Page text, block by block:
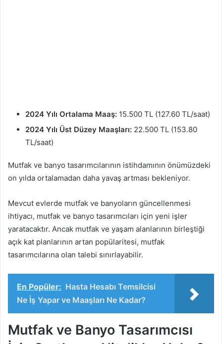
2024 Yılı Ortalama Maaş: 15.500 TL (127.60 TL/saat)
2024 Yılı Üst Düzey Maaşları: 22.500 TL (153.80
TL/saat)
Mutfak ve banyo tasarımcılarının istihdamının önümüzdeki
on yılda ortalamadan daha yavaş artması bekleniyor.
Mevcut evlerde mutfak ve banyoların güncellenmesi
ihtiyacı, mutfak ve banyo tasarımcıları için yeni işler
yaratacaktır. Ancak mutfak ve yaşam alanlarının birleştiği
açık kat planlarının artan popülaritesi, mutfak
tasarımcılarına olan talebi sınırlayabilir.
En Popüler: Hasta Hesabı Temsilcisi
Ne İş Yapar ve Maaşları Ne Kadar?
Mutfak ve Banyo Tasarımcısı